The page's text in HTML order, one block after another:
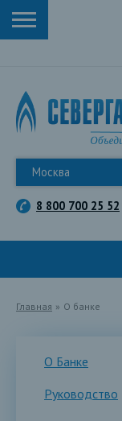
Москва
8 800 700 25 52
Главная » О банке
О Банке
Руководство